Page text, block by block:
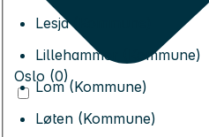
Lesja (Kommune)
Lillehammer (Kommune)
Lom (Kommune)
Løten (Kommune)
Oslo (0)